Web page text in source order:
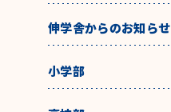
伸学舎からのお知らせ
小学部